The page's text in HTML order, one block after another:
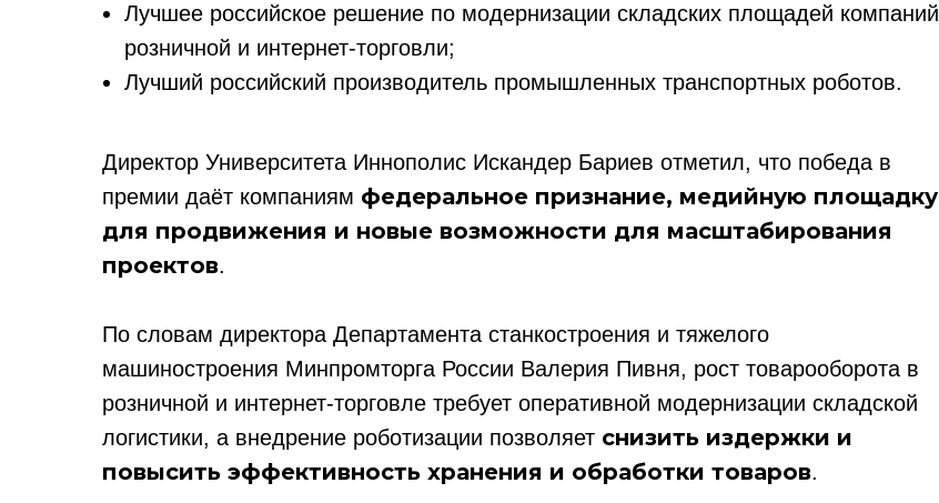
Лучшее российское решение по модернизации складских площадей компаний
розничной и интернет-торговли;
Лучший российский производитель промышленных транспортных роботов.
Директор Университета Иннополис Искандер Бариев отметил, что победа в
премии даёт компаниям федеральное признание, медийную площадку
для продвижения и новые возможности для масштабирования
проектов.
По словам директора Департамента станкостроения и тяжелого
машиностроения Минпромторга России Валерия Пивня, рост товарооборота в
розничной и интернет-торговле требует оперативной модернизации складской
логистики, а внедрение роботизации позволяет снизить издержки и
повысить эффективность хранения и обработки товаров.